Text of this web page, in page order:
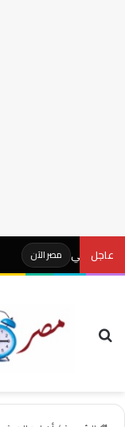
عاجلمصر الآن
بحث عن